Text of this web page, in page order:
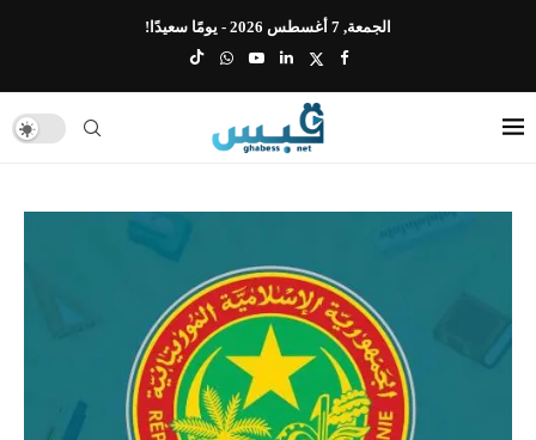
الجمعة, 7 أغسطس 2026 - يومًا سعيدًا!